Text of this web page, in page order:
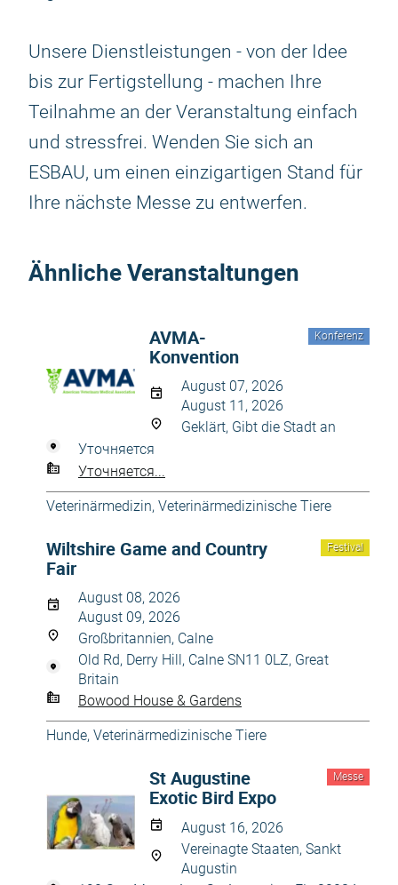
Unsere Dienstleistungen - von der Idee
bis zur Fertigstellung - machen Ihre
Teilnahme an der Veranstaltung einfach
und stressfrei. Wenden Sie sich an
ESBAU, um einen einzigartigen Stand für
Ihre nächste Messe zu entwerfen.
Ähnliche Veranstaltungen
Konferenz
AVMA-
Konvention
August 07, 2026
August 11, 2026
Geklärt, Gibt die Stadt an
Уточняется
Уточняется...
Veterinärmedizin, Veterinärmedizinische Tiere
Festival
Wiltshire Game and Country
Fair
August 08, 2026
August 09, 2026
Großbritannien, Calne
Old Rd, Derry Hill, Calne SN11 0LZ, Great
Britain
Bowood House & Gardens
Hunde, Veterinärmedizinische Tiere
Messe
St Augustine
Exotic Bird Expo
August 16, 2026
Vereinagte Staaten, Sankt
Augustin